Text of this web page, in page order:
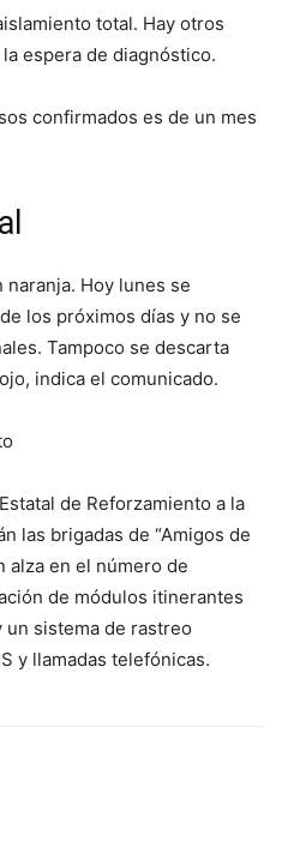
total. Hay otros
espera de diagnóstico.
confirmados es de un mes
naranja. Hoy lunes se
los próximos días y no se
Tampoco se descarta
indica el comunicado.
de Reforzamiento a la
las brigadas de “Amigos de
alza en el número de
de módulos itinerantes
un sistema de rastreo
y llamadas telefónicas.